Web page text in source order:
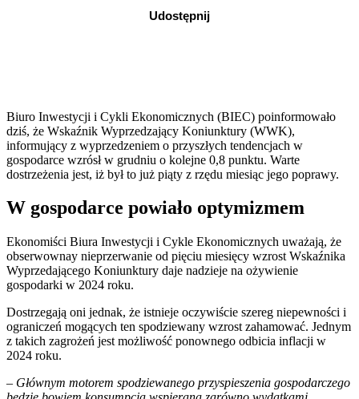
Udostępnij
Biuro Inwestycji i Cykli Ekonomicznych (BIEC) poinformowało
dziś, że Wskaźnik Wyprzedzający Koniunktury (WWK),
informujący z wyprzedzeniem o przyszłych tendencjach w
gospodarce wzrósł w grudniu o kolejne 0,8 punktu. Warte
dostrzeżenia jest, iż był to już piąty z rzędu miesiąc jego poprawy.
W gospodarce powiało optymizmem
Ekonomiści Biura Inwestycji i Cykle Ekonomicznych uważają, że
obserwownay nieprzerwanie od pięciu miesięcy wzrost Wskaźnika
Wyprzedającego Koniunktury daje nadzieje na ożywienie
gospodarki w 2024 roku.
Dostrzegają oni jednak, że istnieje oczywiście szereg niepewności i
ograniczeń mogących ten spodziewany wzrost zahamować. Jednym
z takich zagrożeń jest możliwość ponownego odbicia inflacji w
2024 roku.
– Głównym motorem spodziewanego przyspieszenia gospodarczego